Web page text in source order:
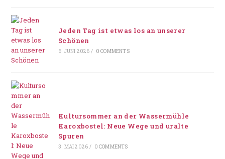
Jeden Tag ist etwas los an unserer
Schönen
6. JUNI 2026 / 0 COMMENTS
Kultursommer an der Wassermühle
Karoxbostel: Neue Wege und uralte
Spuren
3. MAI 2026 / 0 COMMENTS